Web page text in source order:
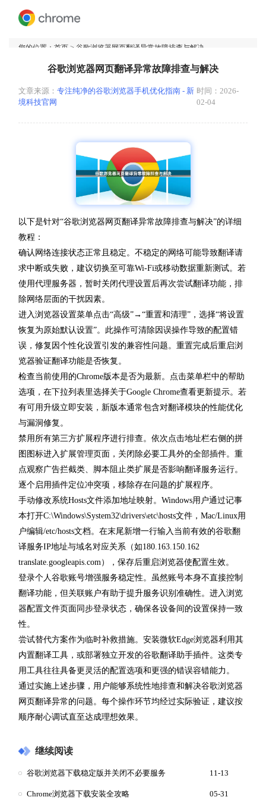
您的位置： 首页 > 谷歌浏览器网页翻译异常故障排查与解决
谷歌浏览器网页翻译异常故障排查与解决
文章来源： 专注纯净的谷歌浏览器手机优化指南 - 新
境科技官网
时间：2026-
02-04
以下是针对“谷歌浏览器网页翻译异常故障排查与解决”的详细
教程：
确认网络连接状态正常且稳定。不稳定的网络可能导致翻译请
求中断或失败，建议切换至可靠Wi-Fi或移动数据重新测试。若
使用代理服务器，暂时关闭代理设置后再次尝试翻译功能，排
除网络层面的干扰因素。
进入浏览器设置菜单点击“高级”→“重置和清理”，选择“将设置
恢复为原始默认设置”。此操作可清除因误操作导致的配置错
误，修复因个性化设置引发的兼容性问题。重置完成后重启浏
览器验证翻译功能是否恢复。
检查当前使用的Chrome版本是否为最新。点击菜单栏中的帮助
选项，在下拉列表里选择关于Google Chrome查看更新提示。若
有可用升级立即安装，新版本通常包含对翻译模块的性能优化
与漏洞修复。
禁用所有第三方扩展程序进行排查。依次点击地址栏右侧的拼
图图标进入扩展管理页面，关闭除必要工具外的全部插件。重
点观察广告拦截类、脚本阻止类扩展是否影响翻译服务运行。
逐个启用插件定位冲突项，移除存在问题的扩展程序。
手动修改系统Hosts文件添加地址映射。Windows用户通过记事
本打开C:\Windows\System32\drivers\etc\hosts文件，Mac/Linux用
户编辑/etc/hosts文档。在末尾新增一行输入当前有效的谷歌翻
译服务IP地址与域名对应关系（如180.163.150.162
translate.googleapis.com），保存后重启浏览器使配置生效。
登录个人谷歌账号增强服务稳定性。虽然账号本身不直接控制
翻译功能，但关联账户有助于提升服务识别准确性。进入浏览
器配置文件页面同步登录状态，确保各设备间的设置保持一致
性。
尝试替代方案作为临时补救措施。安装微软Edge浏览器利用其
内置翻译工具，或部署独立开发的谷歌翻译助手插件。这类专
用工具往往具备更灵活的配置选项和更强的错误容错能力。
通过实施上述步骤，用户能够系统性地排查和解决谷歌浏览器
网页翻译异常的问题。每个操作环节均经过实际验证，建议按
顺序耐心调试直至达成理想效果。
继续阅读
谷歌浏览器下载稳定版并关闭不必要服务 11-13
Chrome浏览器下载安装全攻略 05-31